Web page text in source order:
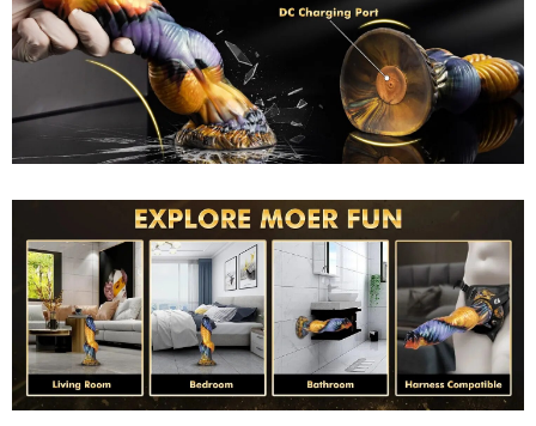
Dương
giả
rung
thụt
mạnh
dính
tường,
chân